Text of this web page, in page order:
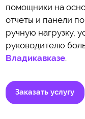
помощники на
отчеты и панели
ручную нагрузку,
руководителю
Владикавказе.
Заказать услугу